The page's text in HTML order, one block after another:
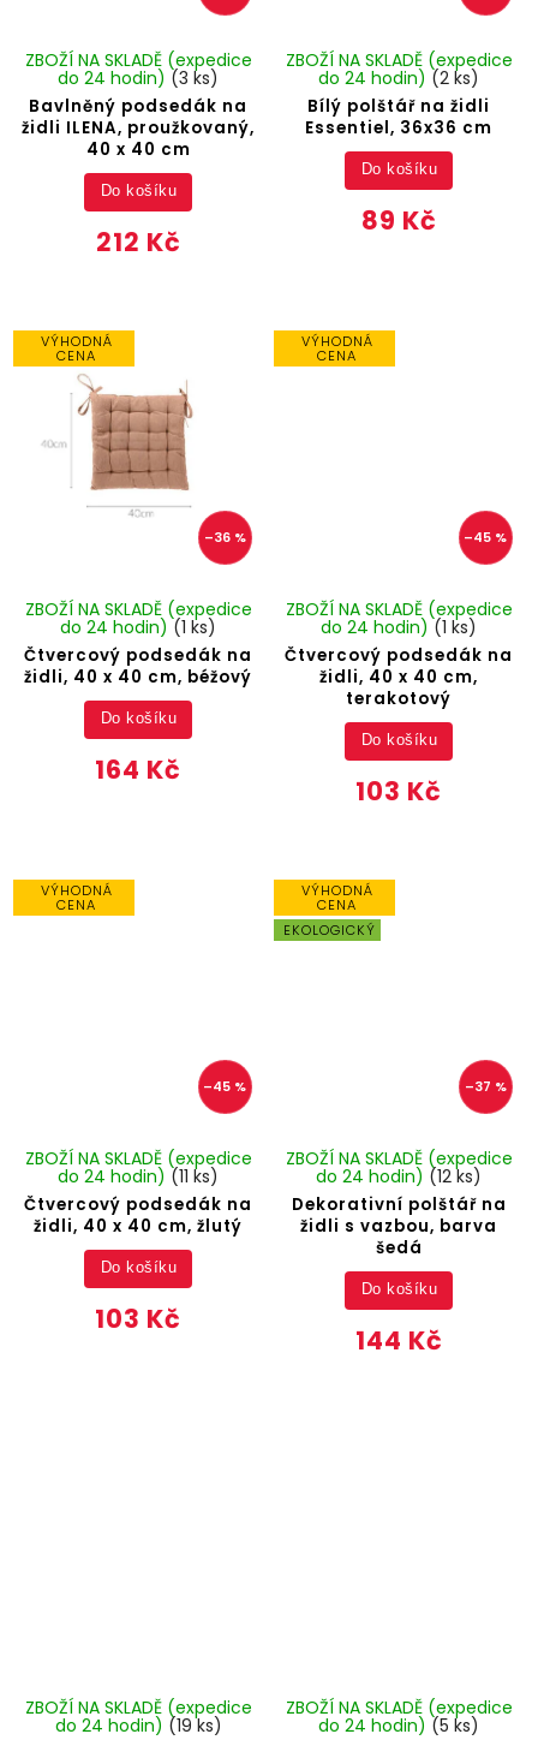
Bavlněný podsedák na
židli ILENA, proužkovaný,
40 x 40 cm
ZBOŽÍ NA SKLADĚ (expedice
do 24 hodin) (3 ks)
212 Kč
Do košíku
Bílý polštář na židli
Essentiel, 36x36 cm
ZBOŽÍ NA SKLADĚ (expedice
do 24 hodin) (2 ks)
89 Kč
Do košíku
VÝHODNÁ
CENA
–36 %
Čtvercový podsedák na
židli, 40 x 40 cm, béžový
ZBOŽÍ NA SKLADĚ (expedice
do 24 hodin)(1 ks)
164 Kč
Do košíku
VÝHODNÁ
CENA
–45 %
Čtvercový podsedák na
židli, 40 x 40 cm,
terakotový
ZBOŽÍ NA SKLADĚ (expedice
do 24 hodin)(1 ks)
103 Kč
Do košíku
VÝHODNÁ
CENA
–45 %
Čtvercový podsedák na
židli, 40 x 40 cm, žlutý
ZBOŽÍ NA SKLADĚ (expedice
do 24 hodin) (11 ks)
103 Kč
Do košíku
VÝHODNÁ
CENA
EKOLOGICKÝ
–37 %
Dekorativní polštář na
židli s vazbou, barva
šedá
ZBOŽÍ NA SKLADĚ (expedice
do 24 hodin) (12 ks)
144 Kč
Do košíku
ZBOŽÍ NA SKLADĚ (expedice
do 24 hodin) (19 ks)
ZBOŽÍ NA SKLADĚ (expedice
do 24 hodin) (5 ks)